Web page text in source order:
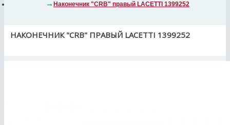
Наконечник "CRB" правый LACETTI 1399252
НАКОНЕЧНИК "CRB" ПРАВЫЙ LACETTI 1399252